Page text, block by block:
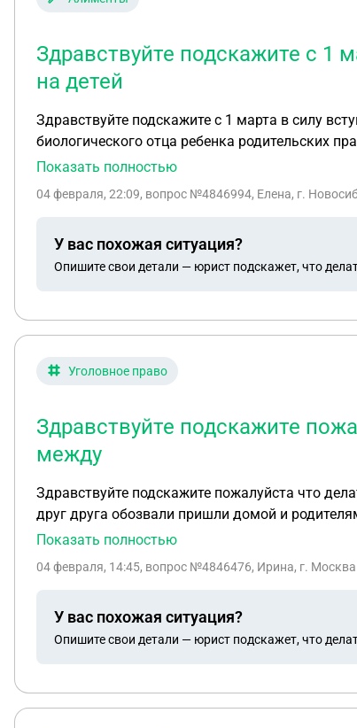
Здравствуйте подскажите с 1
на детей
Здравствуйте подскажите с 1 марта в силу
биологического отца ребенка родительских
никогда не был , бизнес не вел . алименты
Показать полностью
04 февраля, 22:09, вопрос №4846994, Елена, г.
У вас похожая ситуация?
Опишите свои детали — юрист подскажет, что
Уголовное право
Здравствуйте подскажите
между
Здравствуйте подскажите пожалуйста что
друг друга обозвали пришли домой и
одна из родителей начала на меня орать и
Показать полностью
04 февраля, 14:45, вопрос №4846476, Ирина, г. Москва
У вас похожая ситуация?
Опишите свои детали — юрист подскажет, что